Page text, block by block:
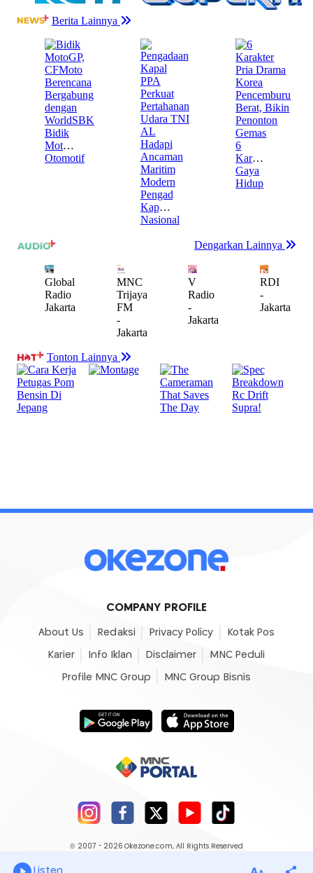
COMPANY PROFILE
About Us Redaksi Privacy Policy Kotak Pos
Karier Info Iklan Disclaimer MNC Peduli
Profile MNC Group MNC Group Bisnis
© 2007 - 2026 Okezone.com, All Rights Reserved
Listen